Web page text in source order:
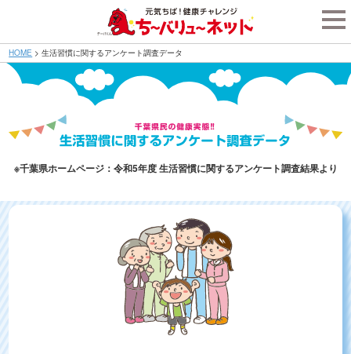
HOME >生活習慣に関するアンケート調査データ
※千葉県ホームページ：令和5年度 生活習慣に関するアンケート調査結果より